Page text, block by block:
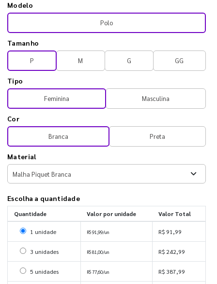
Modelo
Polo
Tamanho
P M G GG
Tipo
Feminina Masculina
Cor
Branca Preta
Material
Escolha a quantidade
Quantidade Valor por unidade Valor Total
Selecionar 1 unidade
1 unidade R$ 91,99/un R$ 91,99
Selecionar 3 unidades
3 unidades R$ 81,00/un R$ 242,99
Selecionar 5 unidades
5 unidades R$ 77,60/un R$ 387,99